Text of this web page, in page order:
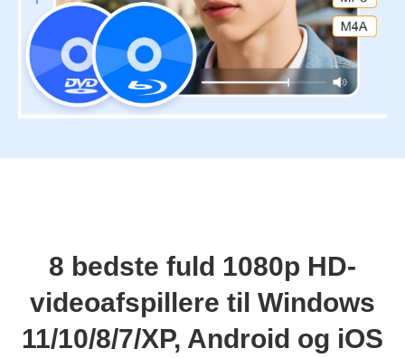
8 bedste fuld 1080p HD-
videoafspillere til Windows
11/10/8/7/XP, Android og iOS